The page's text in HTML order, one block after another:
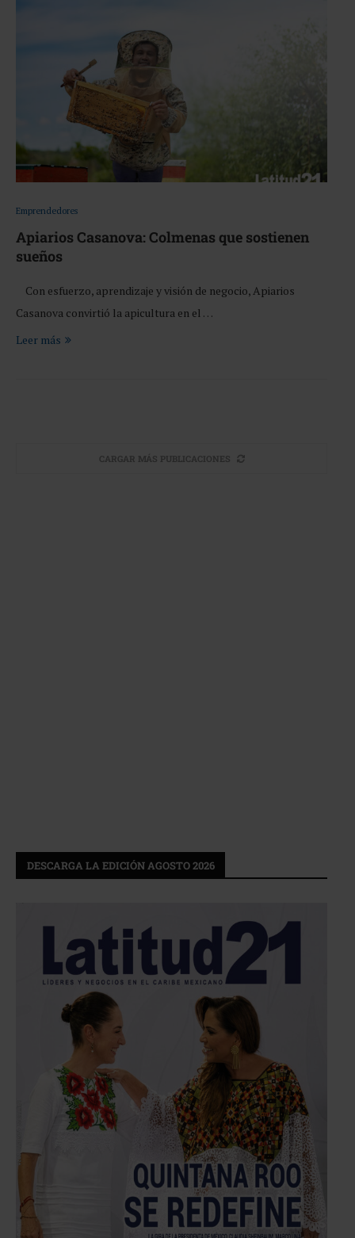
Emprendedores
Apiarios Casanova: Colmenas que sostienen
sueños
Con esfuerzo, aprendizaje y visión de negocio, Apiarios
Casanova convirtió la apicultura en el …
Leer más
CARGAR MÁS PUBLICACIONES
DESCARGA LA EDICIÓN AGOSTO 2026